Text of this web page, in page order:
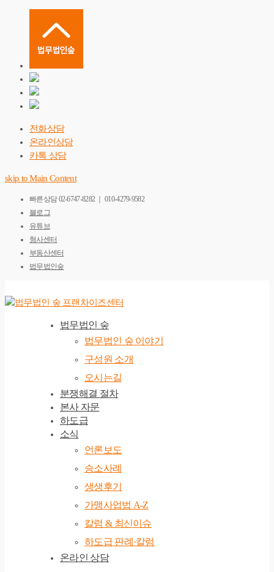
전화상담
온라인상담
카톡 상담
skip to Main Content
빠른상담02-6747-8282 ｜ 010-4279-9582
블로그
유튜브
형사센터
부동산센터
법무법인숲
법무법인 숲
법무법인 숲 이야기
구성원 소개
오시는길
분쟁해결 절차
본사 자문
하도급
소식
언론보도
승소사례
생생후기
가맹사업법 A-Z
칼럼 & 최신이슈
하도급 판례·칼럼
온라인 상담